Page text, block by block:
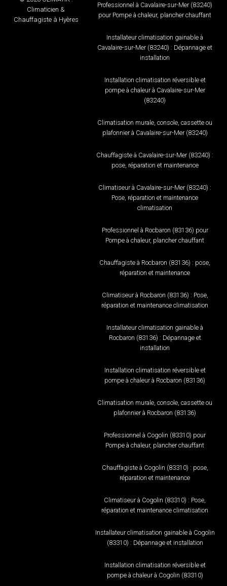
Climaticien &
Chauffagiste à Hyères
Professionnel à Cavalaire-sur-Mer (83240)
pour Pompe à chaleur, plancher chauffant
Installateur climatisation gainable à
Cavalaire-sur-Mer (83240) : Dépannage et
installation
Installation climatisation réversible et
pompe à chaleur à Cavalaire-sur-Mer
(83240)
Climatisation murale, console, cassette ou
plafonnier à Cavalaire-sur-Mer (83240)
Chauffagiste à Cavalaire-sur-Mer (83240) :
pose, réparation et maintenance
Climatiseur à Cavalaire-sur-Mer (83240) :
Pose, réparation et maintenance
climatisation
Professionnel à Rocbaron (83136) pour
Pompe à chaleur, plancher chauffant
Chauffagiste à Rocbaron (83136) : pose,
réparation et maintenance
Climatiseur à Rocbaron (83136) : Pose,
réparation et maintenance climatisation
Installateur climatisation gainable à
Rocbaron (83136) : Dépannage et
installation
Installation climatisation réversible et
pompe à chaleur à Rocbaron (83136)
Climatisation murale, console, cassette ou
plafonnier à Rocbaron (83136)
Professionnel à Cogolin (83310) pour
Pompe à chaleur, plancher chauffant
Chauffagiste à Cogolin (83310) : pose,
réparation et maintenance
Climatiseur à Cogolin (83310) : Pose,
réparation et maintenance climatisation
Installateur climatisation gainable à Cogolin
(83310) : Dépannage et installation
Installation climatisation réversible et
pompe à chaleur à Cogolin (83310)